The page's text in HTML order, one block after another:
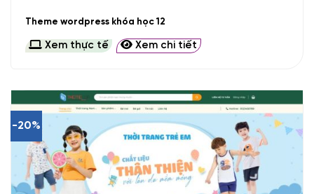
Theme wordpress khóa học 12
Xem thực tế Xem chi tiết
-20%